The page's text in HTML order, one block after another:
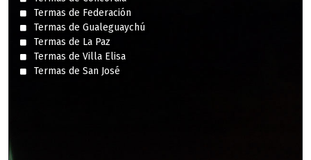
Termas de Federación
Termas de Gualeguaychú
Termas de La Paz
Termas de Villa Elisa
Termas de San José